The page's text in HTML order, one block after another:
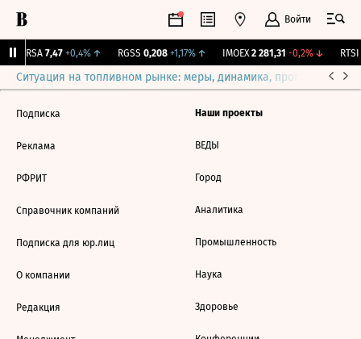
Войти
ARSA 7,47 +0,4%↑ RGSS 0,208 +1,17%↑ IMOEX 2 281,31 -0,2%↓ RTSI
Ситуация на топливном рынке: меры, динамика, прогнозы
Подписка
Реклама
РФРИТ
Справочник компаний
Подписка для юр.лиц
О компании
Редакция
Наши проекты
ВЕДЫ
Город
Аналитика
Промышленность
Наука
Здоровье